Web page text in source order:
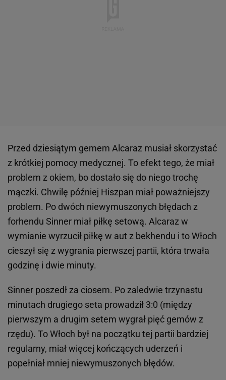
Przed dziesiątym gemem Alcaraz musiał skorzystać
z krótkiej pomocy medycznej. To efekt tego, że miał
problem z okiem, bo dostało się do niego trochę
mączki. Chwilę później Hiszpan miał poważniejszy
problem. Po dwóch niewymuszonych błędach z
forhendu Sinner miał piłkę setową. Alcaraz w
wymianie wyrzucił piłkę w aut z bekhendu i to Włoch
cieszył się z wygrania pierwszej partii, która trwała
godzinę i dwie minuty.
Sinner poszedł za ciosem. Po zaledwie trzynastu
minutach drugiego seta prowadził 3:0 (między
pierwszym a drugim setem wygrał pięć gemów z
rzędu). To Włoch był na początku tej partii bardziej
regularny, miał więcej kończących uderzeń i
popełniał mniej niewymuszonych błędów.